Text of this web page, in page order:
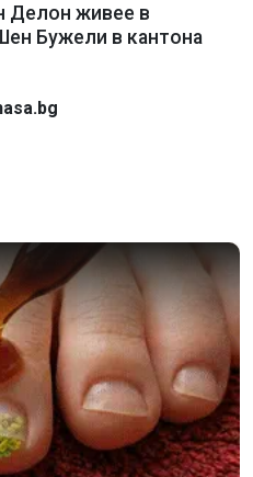
Делон живее в
Бужели в кантона